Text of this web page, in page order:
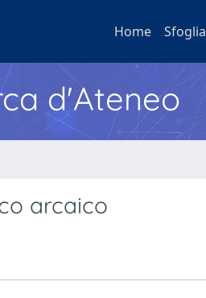
Home Sfoglia
d'Ateneo
arcaico